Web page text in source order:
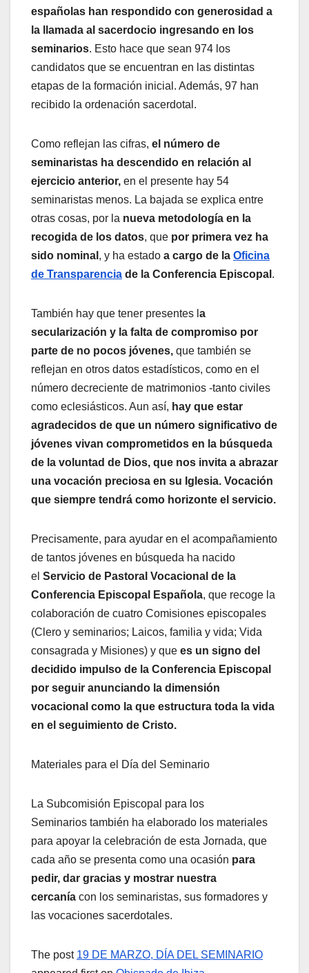
españolas han respondido con generosidad a
la llamada al sacerdocio ingresando en los
seminarios. Esto hace que sean 974 los
candidatos que se encuentran en las distintas
etapas de la formación inicial. Además, 97 han
recibido la ordenación sacerdotal.
Como reflejan las cifras, el número de
seminaristas ha descendido en relación al
ejercicio anterior, en el presente hay 54
seminaristas menos. La bajada se explica entre
otras cosas, por la nueva metodología en la
recogida de los datos, que por primera vez ha
sido nominal , y ha estado a cargo de la Oficina
de Transparencia de la Conferencia Episcopal .
También hay que tener presentes l a
secularización y la falta de compromiso por
parte de no pocos jóvenes, que también se
reflejan en otros datos estadísticos, como en el
número decreciente de matrimonios -tanto civiles
como eclesiásticos. Aun así, hay que estar
agradecidos de que un número significativo de
jóvenes vivan comprometidos en la búsqueda
de la voluntad de Dios, que nos invita a abrazar
una vocación preciosa en su Iglesia. Vocación
que siempre tendrá como horizonte el servicio.
Precisamente, para ayudar en el acompañamiento
de tantos jóvenes en búsqueda ha nacido
el Servicio de Pastoral Vocacional de la
Conferencia Episcopal Española, que recoge la
colaboración de cuatro Comisiones episcopales
(Clero y seminarios; Laicos, familia y vida; Vida
consagrada y Misiones) y que es un signo del
decidido impulso de la Conferencia Episcopal
por seguir anunciando la dimensión
vocacional como la que estructura toda la vida
en el seguimiento de Cristo.
Materiales para el Día del Seminario
La Subcomisión Episcopal para los
Seminarios también ha elaborado los materiales
para apoyar la celebración de esta Jornada, que
cada año se presenta como una ocasión para
pedir, dar gracias y mostrar nuestra
cercanía con los seminaristas, sus formadores y
las vocaciones sacerdotales.
The post 19 DE MARZO, DÍA DEL SEMINARIO